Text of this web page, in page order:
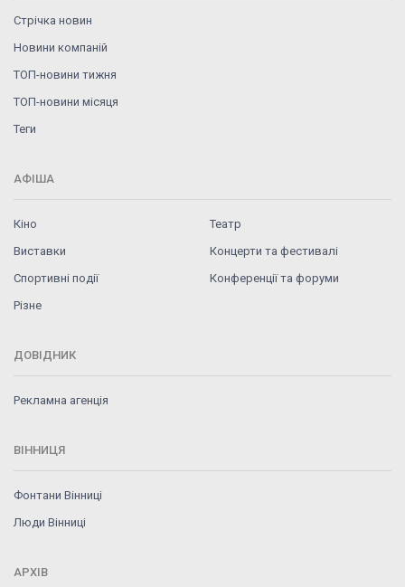
Стрічка новин
Новини компаній
ТОП-новини тижня
ТОП-новини місяця
Теги
АФІША
Кіно
Театр
Виставки
Концерти та фестивалі
Спортивні події
Конференції та форуми
Різне
ДОВІДНИК
Рекламна агенція
ВІННИЦЯ
Фонтани Вінниці
Люди Вінниці
АРХІВ